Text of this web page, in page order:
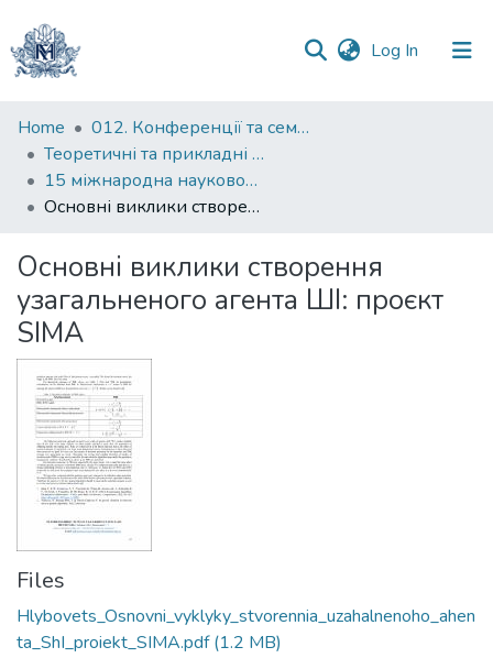
Log In (current)
Communities
&
Collections
Statistics
Home
012. Конференції та семінари НаУКМА
Теоретичні та прикладні аспекти побудови програмних систем
15 міжнародна науково-практична конференція
Основні виклики створення узагальненого агента ШІ: проєкт SIMA
Основні виклики створення
узагальненого агента ШІ: проєкт
SIMA
Files
Hlybovets_Osnovni_vyklyky_stvorennia_uzahalnenoho_ahen
ta_ShI_proiekt_SIMA.pdf(1.2 MB)